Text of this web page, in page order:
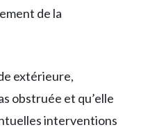
de la
extérieure,
obstruée et qu’elle
interventions